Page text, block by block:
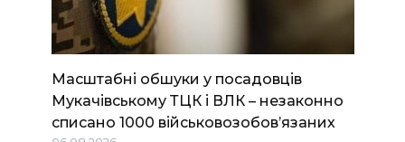
Масштабні обшуки у посадовців
Мукачівському ТЦК і ВЛК – незаконно
списано 1000 військовозобов’язаних